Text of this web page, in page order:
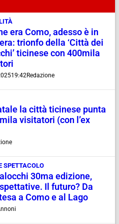
era Como, adesso è in
trionfo della ‘Città dei
ticinese con 400mila
19:42Redazione
la città ticinese punta
visitatori (con l’ex
SPETTACOLO
30ma edizione,
Il futuro? Da
a Como e al Lago